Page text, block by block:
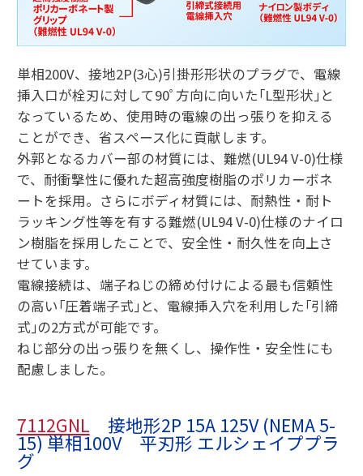
単相200V、接地2P(3心)引掛形形状のプラグで、電線
挿入口が栓刃に対して90ﾟ方向に向いた｢L型形状｣と
なっているため、使用時の電線の出っ張りを抑える
ことができ、省スペース化に貢献します。
外郭となるカバー部の材質には、難燃(UL94 V-0)仕様
で、耐衝撃性に優れた超高強度樹脂のポリカーボネ
ートを採用。さらにボディ材質には、耐熱性・耐ト
ラッキング性等を有する難燃(UL94 V-0)仕様のナイロ
ン樹脂を採用したことで、安全性・耐久性を向上さ
せています。
電線接続は、端子ねじの締め付けによる最も信頼性
の高い｢圧着端子式｣と、電線挿入穴を利用した｢引締
式｣の2方式が可能です。
ねじ部分の出っ張りを無くし、操作性・安全性にも
配慮しました。
7112GNL 接地形2P 15A 125V (NEMA 5-
15) 単相100V 平刃形 エルシェイププラ
グ